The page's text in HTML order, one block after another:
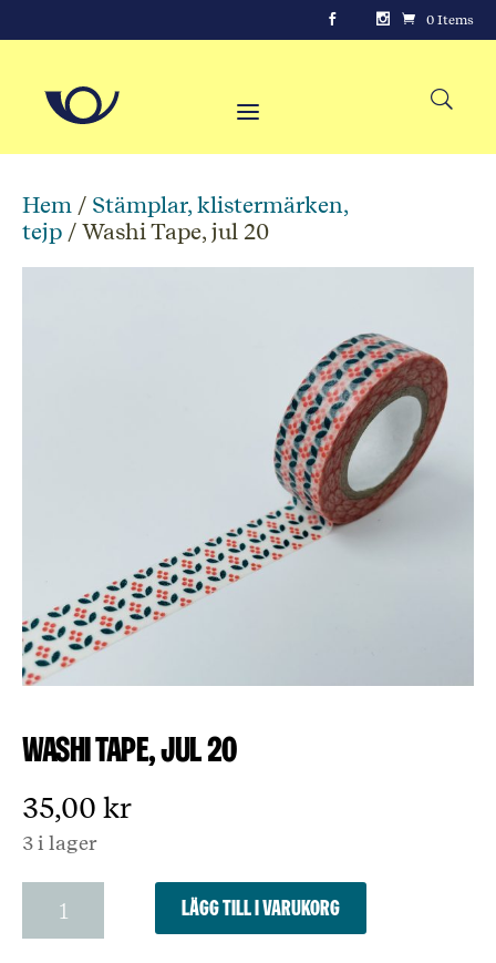
0 Items
Hem / Stämplar, klistermärken,
tejp / Washi Tape, jul 20
Washi Tape, jul 20
35,00 kr
3 i lager
Tape,
jul
Lägg till i varukorg